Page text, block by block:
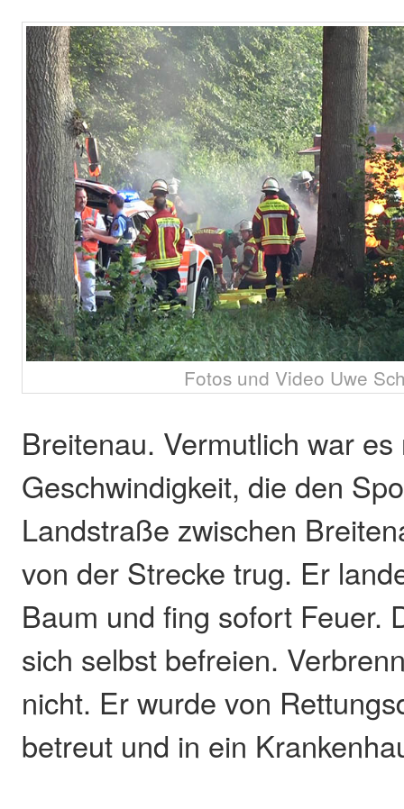
Fotos und Video Uwe
Breitenau. Vermutlich war
Geschwindigkeit, die den
Landstraße zwischen
von der Strecke trug. Er
Baum und fing sofort Feuer.
sich selbst befreien.
nicht. Er wurde von
betreut und in ein